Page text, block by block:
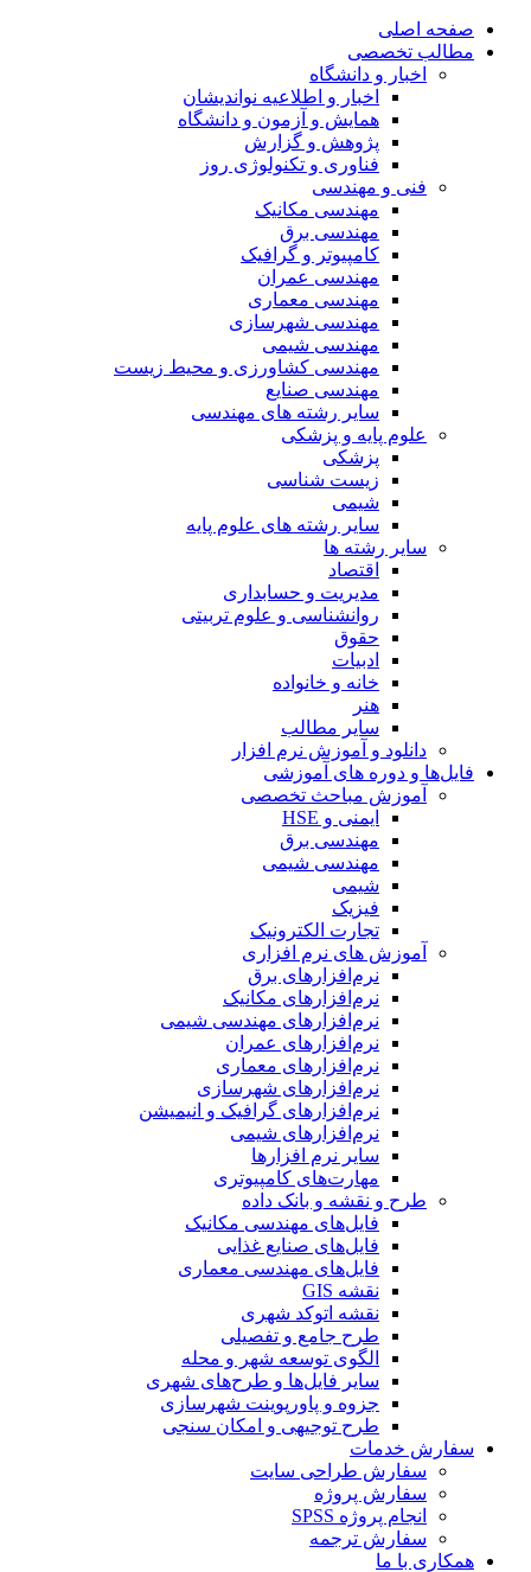
صفحه اصلی
مطالب تخصصی
اخبار و دانشگاه
اخبار و اطلاعیه نواندیشان
همایش و آزمون و دانشگاه
پژوهش و گزارش
فناوری و تکنولوژی روز
فنی و مهندسی
مهندسی مکانیک
مهندسی برق
کامپیوتر و گرافیک
مهندسی عمران
مهندسی معماری
مهندسی شهرسازی
مهندسی شیمی
مهندسی کشاورزی و محیط زیست
مهندسی صنایع
سایر رشته های مهندسی
علوم پایه و پزشکی
پزشکی
زیست شناسی
شیمی
سایر رشته های علوم پایه
سایر رشته ها
اقتصاد
مدیریت و حسابداری
روانشناسی و علوم تربیتی
حقوق
ادبیات
خانه و خانواده
هنر
سایر مطالب
دانلود و آموزش نرم افزار
فایل‌ها و دوره های آموزشی
آموزش مباحث تخصصی
ایمنی و HSE
مهندسی برق
مهندسی شیمی
شیمی
فیزیک
تجارت الکترونیک
آموزش های نرم افزاری
نرم‌افزارهای برق
نرم‌افزارهای مکانیک
نرم‌افزارهای مهندسی شیمی
نرم‌افزارهای عمران
نرم‌افزارهای معماری
نرم‌افزارهای شهرسازی
نرم‌افزارهای گرافیک و انیمیشن
نرم‌افزارهای شیمی
سایر نرم افزارها
مهارت‌های کامپیوتری
طرح و نقشه و بانک داده
فایل‌های مهندسی مکانیک
فایل‌های صنایع غذایی
فایل‌های مهندسی معماری
نقشه GIS
نقشه اتوکد شهری
طرح جامع و تفصیلی
الگوی توسعه شهر و محله
سایر فایل‌ها و طرح‌های شهری
جزوه و پاورپوینت شهرسازی
طرح توجیهی و امکان سنجی
سفارش خدمات
سفارش طراحی سایت
سفارش پروژه
انجام پروژه SPSS
سفارش ترجمه
همکاری با ما